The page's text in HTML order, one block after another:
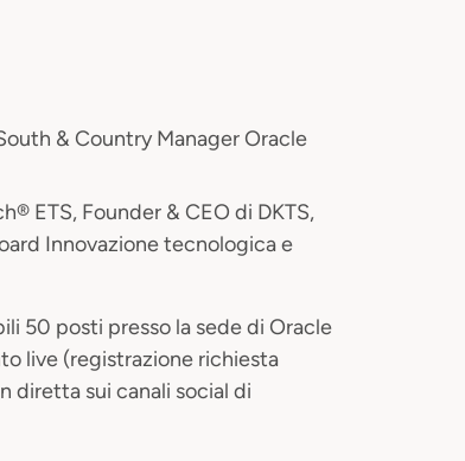
& Country Manager Oracle
ETS, Founder & CEO di DKTS,
Innovazione tecnologica e
50 posti presso la sede di Oracle
live (registrazione richiesta
diretta sui canali social di